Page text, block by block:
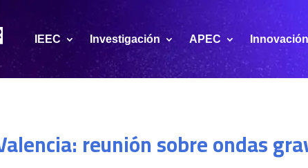
IEEC Investigación APEC Innovación
reunión sobre ondas